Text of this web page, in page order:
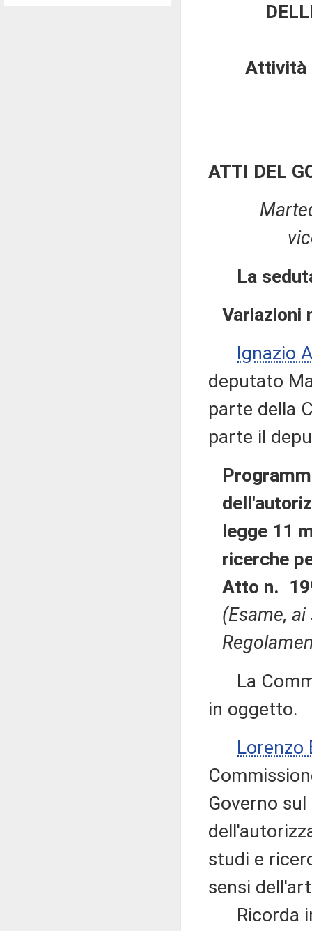
Attività
ATTI DEL
La
Variazioni
Ignazio
deputato
parte della
parte il
legge 11
ricerche
Atto n.
(Esame,
La
in oggetto.
Lorenzo
Governo
studi e
sensi
Ricorda